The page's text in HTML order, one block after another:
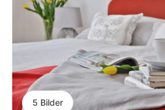
5 Bilder